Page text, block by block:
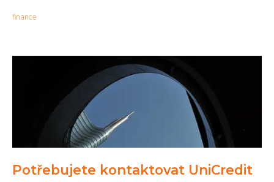
finance
Potřebujete kontaktovat UniCredit